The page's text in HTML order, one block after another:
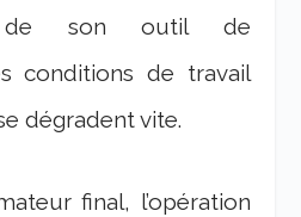
de son outil de
conditions de travail
dégradent vite.
final, l’opération